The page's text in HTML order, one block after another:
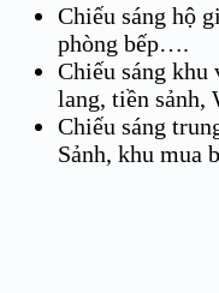
Chiếu sáng hộ
phòng bếp….
Chiếu sáng khu
lang, tiền
Chiếu sáng
Sảnh, khu mua